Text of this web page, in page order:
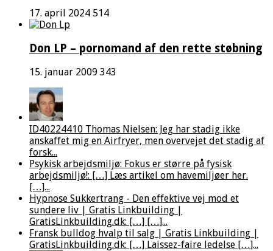
17. april 2024 514
Don LP – pornomand af den rette støbning
15. januar 2009 343
ID40224410 Thomas Nielsen: Jeg har stadig ikke
anskaffet mig en Airfryer, men overvejet det stadig af
forsk...
Psykisk arbejdsmiljø: Fokus er større på fysisk
arbejdsmiljø!: […] Læs artikel om havemiljøer her.
[…]...
Hypnose Sukkertrang - Den effektive vej mod et
sundere liv | Gratis Linkbuilding |
GratisLinkbuilding.dk: […] […]...
Fransk bulldog hvalp til salg | Gratis Linkbuilding |
GratisLinkbuilding.dk: […] Laissez-faire ledelse […]...